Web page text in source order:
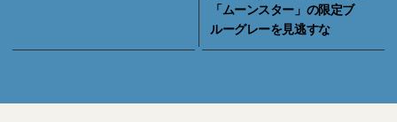
「ムーンスター」の限定ブ
ルーグレーを見逃すな